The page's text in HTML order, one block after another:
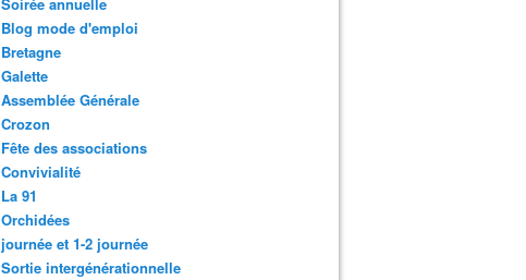
Blog mode d'emploi
Bretagne
Galette
Assemblée Générale
Crozon
Fête des associations
Convivialité
La 91
Orchidées
journée et 1-2 journée
Sortie intergénérationnelle